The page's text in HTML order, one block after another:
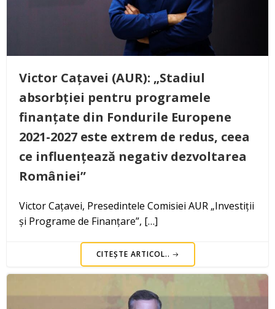
Victor Cațavei (AUR): „Stadiul
absorbției pentru programele
finanțate din Fondurile Europene
2021-2027 este extrem de redus, ceea
ce influențează negativ dezvoltarea
României”
Victor Cațavei, Presedintele Comisiei AUR „Investiții
și Programe de Finanțare”, […]
CITEȘTE ARTICOL..